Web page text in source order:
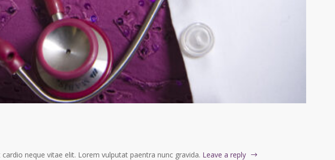
neque vitae elit. Lorem vulputat paentra nunc gravida. Leave a reply